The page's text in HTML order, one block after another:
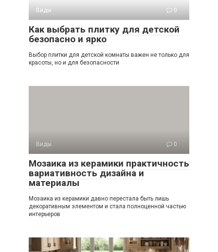
Виды
0
Как выбрать плитку для детской
безопасно и ярко
Выбор плитки для детской комнаты важен не только для
красоты, но и для безопасности
Виды 0
Мозаика из керамики практичность
вариативность дизайна и
материалы
Мозаика из керамики давно перестала быть лишь
декоративным элементом и стала полноценной частью
интерьеров